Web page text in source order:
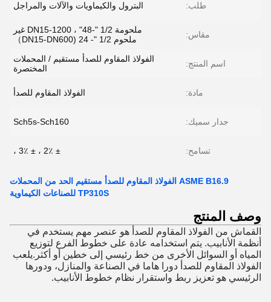
طلب: البترول والكيماويات والآلات والمراجل
مقاس:
ملحومة 1/2 "-48" ، DN15-1200 غير
ملحوم 1/2 "- 24 (DN15-DN600）
اسم المنتج:
الفولاذ المقاوم للصدأ مستقيم / المحملات
المختصرة
مادة: الفولاذ المقاوم للصدأ
جدار سميك: Sch5s-Sch160
تسامح: ± 2٪ ، ± 3٪ ،
ASME B16.9 الفولاذ المقاوم للصدأ مستقيم الحد من المحملات
TP310S للصناعات الكيماوية
وصف المنتج
القماش من الفولاذ المقاوم للصدأ هو عنصر مهم يستخدم في
أنظمة الأنابيب. يتم استخدامه عادة على خطوط الفرع لتوزيع
المياه أو السوائل الأخرى من خط رئيسي إلى خطين أو أكثر.يلعب
الفولاذ المقاوم للصدأ دورا هاما في الصناعة والمنازل، ودورها
الرئيسي هو تعزيز ربط واستقرار نظام خطوط الأنابيب.